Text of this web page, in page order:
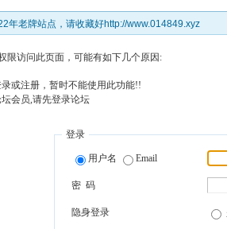
年老牌站点，请收藏好http://www.014849.xyz
限访问此页面，可能有如下几个原因:
或注册，暂时不能使用此功能!!
会员,请先登录论坛
登录
用户名 Email
密 码
隐身登录